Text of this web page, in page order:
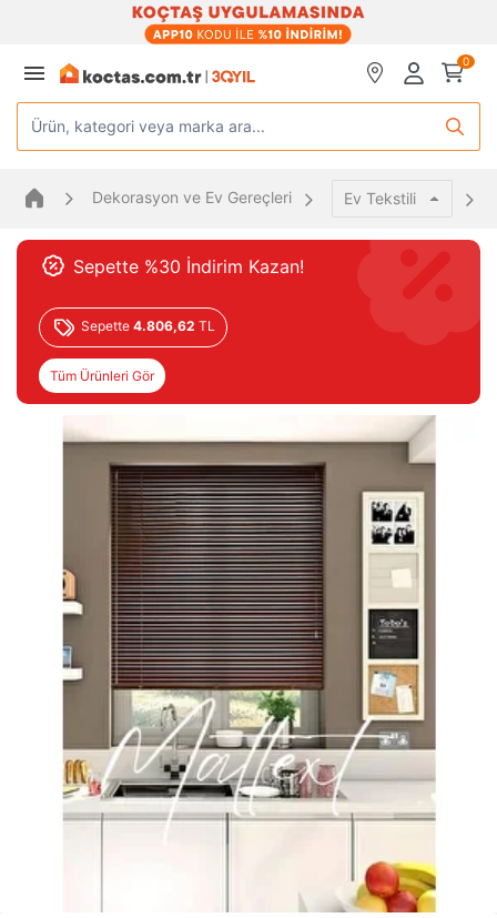
0
Ürün, kategori veya marka ara...
Dekorasyon ve Ev Gereçleri Ev Tekstili
Sepette %30 İndirim Kazan!
Sepette 4.806,62 TL
Tüm Ürünleri Gör